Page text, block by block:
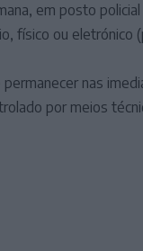
em posto
físico ou eletrónico
nas
por meios